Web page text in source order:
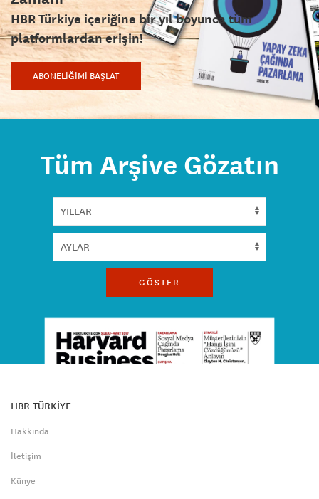
HBR Türkiye içeriğine bir yıl boyunca tüm
platformlardan erişin!
ABONELİĞİMİ BAŞLAT
Tüm Arşive Gözatın
GÖSTER
HBR TÜRKİYE
Hakkında
İletişim
Künye